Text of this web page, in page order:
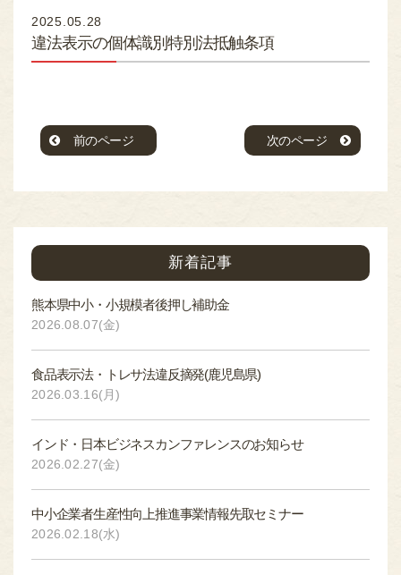
2025.05.28
違法表示の個体識別特別法抵触条項
前のページ 次のページ
新着記事
熊本県中小・小規模者後押し補助金
2026.08.07(金)
食品表示法・トレサ法違反摘発(鹿児島県)
2026.03.16(月)
インド・日本ビジネスカンファレンスのお知らせ
2026.02.27(金)
中小企業者生産性向上推進事業情報先取セミナー
2026.02.18(水)